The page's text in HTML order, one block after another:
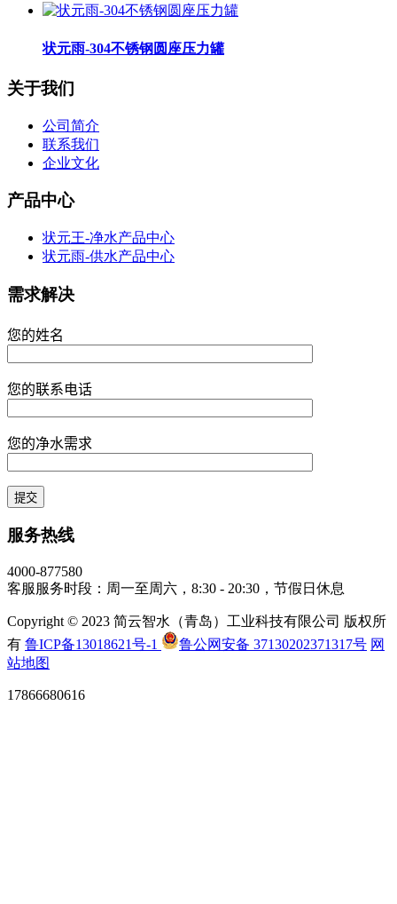
状元雨-304不锈钢圆座压力罐
关于我们
公司简介
联系我们
企业文化
产品中心
状元王-净水产品中心
状元雨-供水产品中心
需求解决
您的姓名
您的联系电话
您的净水需求
服务热线
4000-877580
客服服务时段：周一至周六，8:30 - 20:30，节假日休息
Copyright © 2023 简云智水（青岛）工业科技有限公司 版权所
有 鲁ICP备13018621号-1 鲁公网安备 37130202371317号 网
站地图
17866680616